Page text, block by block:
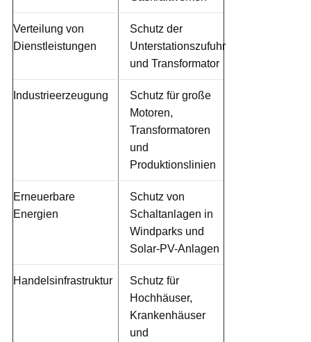
Verteilung von
Dienstleistungen
Schutz der
Unterstationszufuhr
und Transformator
Industrieerzeugung
Schutz für große
Motoren,
Transformatoren
und
Produktionslinien
Erneuerbare
Energien
Schutz von
Schaltanlagen in
Windparks und
Solar-PV-Anlagen
Handelsinfrastruktur
Schutz für
Hochhäuser,
Krankenhäuser
und